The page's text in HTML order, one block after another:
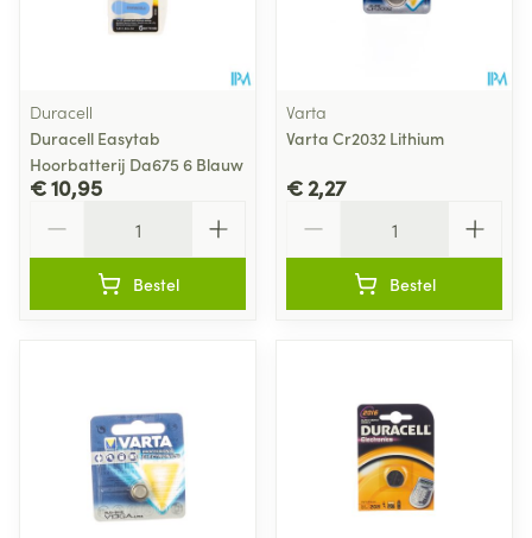
Duracell
Duracell Easytab
Hoorbatterij Da675 6 Blauw
€ 10,95
Bestel
Varta
Varta Cr2032 Lithium
€ 2,27
Bestel